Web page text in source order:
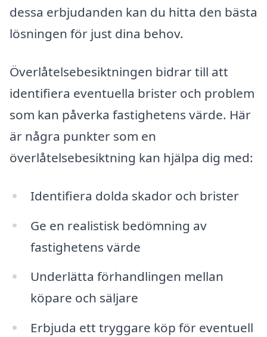
dessa erbjudanden kan du hitta den bästa
lösningen för just dina behov.
Överlåtelsebesiktningen bidrar till att
identifiera eventuella brister och problem
som kan påverka fastighetens värde. Här
är några punkter som en
överlåtelsebesiktning kan hjälpa dig med:
Identifiera dolda skador och brister
Ge en realistisk bedömning av
fastighetens värde
Underlätta förhandlingen mellan
köpare och säljare
Erbjuda ett tryggare köp för eventuell